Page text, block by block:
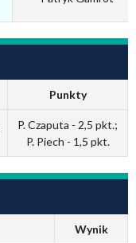
Punkty
P. Czaputa - 2,5 pkt.;
P. Piech - 1,5 pkt.
Wynik